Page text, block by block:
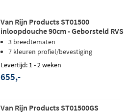
Van Rijn Products ST01500
inloopdouche 90cm - Geborsteld RVS
- Satijnglas
3 breedtematen
7 kleuren profiel/bevestiging
Levertijd: 1 - 2 weken
655,-
Van Rijn Products ST01500GS